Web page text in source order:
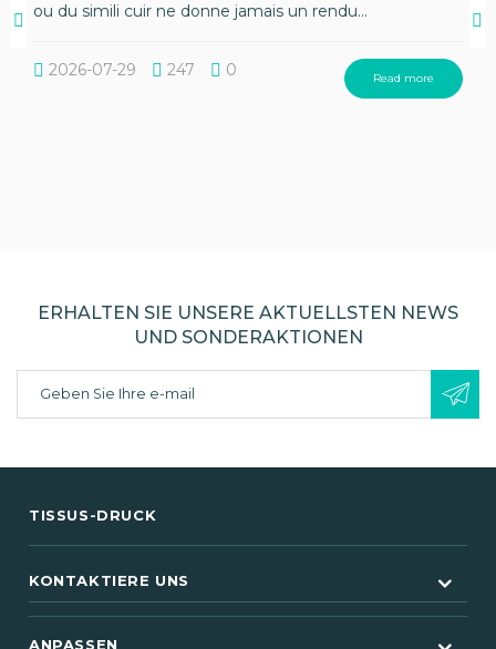
ou du simili cuir ne donne jamais un rendu...
2026-07-29 247 0 Read more
ERHALTEN SIE UNSERE AKTUELLSTEN NEWS
UND SONDERAKTIONEN
TISSUS-DRUCK
KONTAKTIERE UNS
ANPASSEN